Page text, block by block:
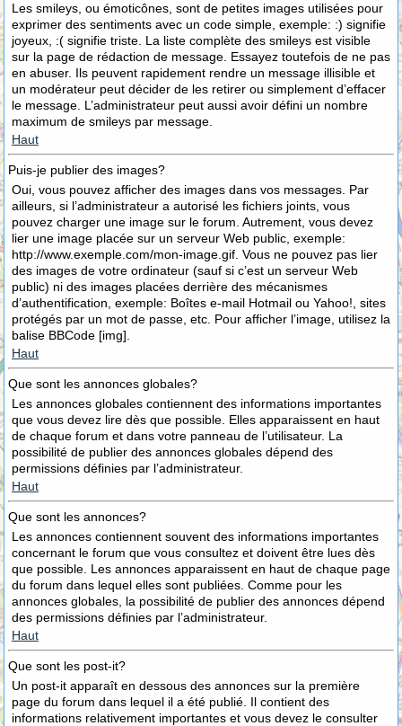
Les smileys, ou émoticônes, sont de petites images utilisées pour
exprimer des sentiments avec un code simple, exemple: :) signifie
joyeux, :( signifie triste. La liste complète des smileys est visible
sur la page de rédaction de message. Essayez toutefois de ne pas
en abuser. Ils peuvent rapidement rendre un message illisible et
un modérateur peut décider de les retirer ou simplement d’effacer
le message. L’administrateur peut aussi avoir défini un nombre
maximum de smileys par message.
Haut
Puis-je publier des images?
Oui, vous pouvez afficher des images dans vos messages. Par
ailleurs, si l’administrateur a autorisé les fichiers joints, vous
pouvez charger une image sur le forum. Autrement, vous devez
lier une image placée sur un serveur Web public, exemple:
http://www.exemple.com/mon-image.gif. Vous ne pouvez pas lier
des images de votre ordinateur (sauf si c’est un serveur Web
public) ni des images placées derrière des mécanismes
d’authentification, exemple: Boîtes e-mail Hotmail ou Yahoo!, sites
protégés par un mot de passe, etc. Pour afficher l’image, utilisez la
balise BBCode [img].
Haut
Que sont les annonces globales?
Les annonces globales contiennent des informations importantes
que vous devez lire dès que possible. Elles apparaissent en haut
de chaque forum et dans votre panneau de l’utilisateur. La
possibilité de publier des annonces globales dépend des
permissions définies par l’administrateur.
Haut
Que sont les annonces?
Les annonces contiennent souvent des informations importantes
concernant le forum que vous consultez et doivent être lues dès
que possible. Les annonces apparaissent en haut de chaque page
du forum dans lequel elles sont publiées. Comme pour les
annonces globales, la possibilité de publier des annonces dépend
des permissions définies par l’administrateur.
Haut
Que sont les post-it?
Un post-it apparaît en dessous des annonces sur la première
page du forum dans lequel il a été publié. Il contient des
informations relativement importantes et vous devez le consulter